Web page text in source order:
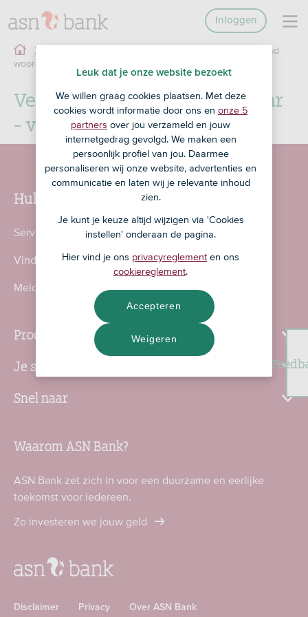
Inloggen
Verklarend
woord - Game 9 jaar - vraag 1 ja
Verklarend woord - Game 9 jaar
- vraag 1 ja
Hulp nodig?
Service en contact
Vind een ASN-kantoor
Meld fraude en incidenten
Producten
Je situatie
Snel naar
Waarom ASN Bank?
ASN Bank zet zich in voor een duurzame en eerlijke
toekomst voor iedereen.
Zo investeren we jouw geld
Disclaimer Privacy Over ASN Bank
Leuk dat je onze website bezoekt
We willen graag cookies plaatsen. Met deze
cookies wordt informatie door ons en onze 5
partners over jou verzameld en jouw
internetgedrag gevolgd. We maken een
persoonlijk profiel van jou. Daarmee
personaliseren wij onze website, advertenties en
communicatie en laten wij je relevante inhoud
zien.
Je kunt je keuze altijd wijzigen via 'Cookies
instellen' onderaan de pagina.
Hier vind je ons privacyreglement en ons
cookiereglement.
Weigeren
Accepteren